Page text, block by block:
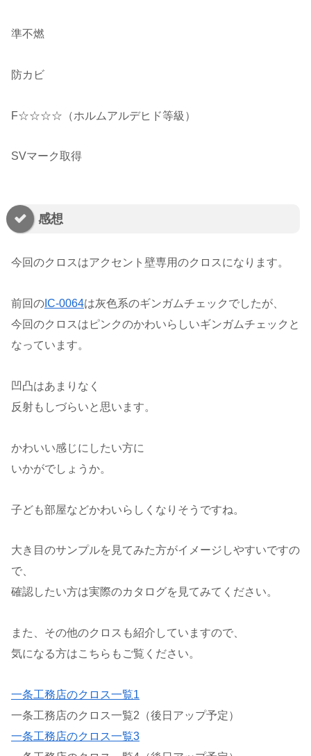
準不燃
防カビ
F☆☆☆☆（ホルムアルデヒド等級）
SVマーク取得
感想
今回のクロスはアクセント壁専用のクロスになります。
前回の IC-0064は灰色系のギンガムチェックでしたが、
今回のクロスはピンクのかわいらしいギンガムチェックと
なっています。
凹凸はあまりなく
反射もしづらいと思います。
かわいい感じにしたい方に
いかがでしょうか。
子ども部屋などかわいらしくなりそうですね。
大き目のサンプルを見てみた方がイメージしやすいですの
で、
確認したい方は実際のカタログを見てみてください。
また、その他のクロスも紹介していますので、
気になる方はこちらもご覧ください。
一条工務店のクロス一覧1
一条工務店のクロス一覧2（後日アップ予定）
一条工務店のクロス一覧3